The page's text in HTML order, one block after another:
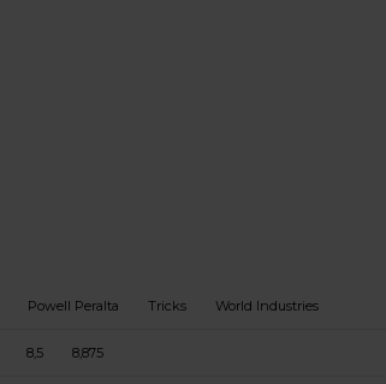
Powell Peralta Tricks World Industries
8,5 8,875